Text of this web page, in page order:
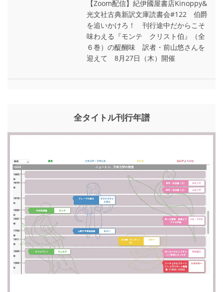
【Zoom配信】紀伊國屋書店Kinoppy&
光文社古典新訳文庫読書会#122 伯爵
を追いかけろ！ 刊行途中だからこそ
味わえる『モンテ゠クリスト伯』（全
６巻）の醍醐味 訳者・前山悠さんを
迎えて 8月27日（木）開催
全タイトル刊行年譜